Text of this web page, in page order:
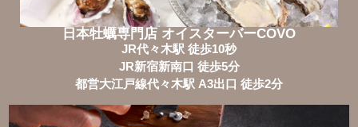
日本牡蠣専門店 オイスターバーCOVO
JR代々木駅 徒歩10秒
JR新宿新南口 徒歩5分
都営大江戸線代々木駅 A3出口 徒歩2分